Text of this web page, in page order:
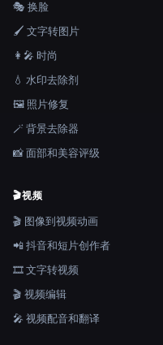
🎭 换脸
🖌️ 文字转图片
👩‍🎤 时尚
💧 水印去除剂
🖼️ 照片修复
🪄 背景去除器
📸 面部和美容评级
🎬视频
🎬 图像到视频动画
📲 抖音和短片创作者
🎞️ 文字转视频
🎬 视频编辑
🎤 视频配音和翻译